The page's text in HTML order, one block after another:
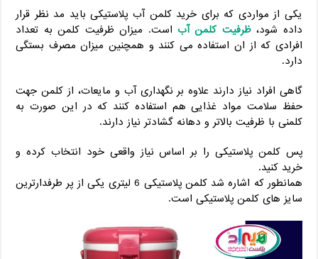
یکی از مواردی که برای خرید کلمن آب پلاستیکی باید مد نظر قرار
داده شود،ظرفیت کلمن آب است. میزان ظرفیت کلمن به تعداد
افرادی که از ان استفاده می کنند و همچنین میزان مصرف بستگی
دارد.
گاهی افراد نیاز دارند علاوه بر نگهداری آب و مایعات، از کلمن جهت
حفظ سلامت مواد غذایی هم استفاده کنند که در این صورت به
کلمنی با ظرفیت بالاتر و دهانه گشادتر نیاز دارند.
پس کلمن پلاستیکی را بر اساس نیاز واقعی خود انتخاب کرده و
خرید کنید.
همانطور که اشاره شد کلمن پلاستیکی 6 لیتری یکی از پر طرفدارترین
سایز های کلمن پلاستیکی است.